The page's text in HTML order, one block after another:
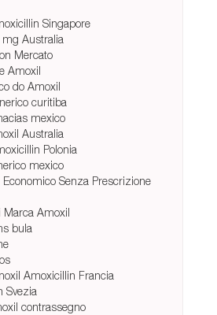
Singapore
Australia
Mercato
Amoxil
do Amoxil
curitiba
mexico
Australia
Polonia
mexico
Senza Prescrizione
Marca Amoxil
bula
Amoxicillin Francia
Svezia
contrassegno